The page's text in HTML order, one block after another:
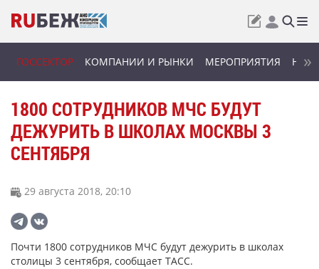
ГОССЕКТОР КОМПАНИИ И РЫНКИ МЕРОПРИЯТИЯ
1800 СОТРУДНИКОВ МЧС БУДУТ
ДЕЖУРИТЬ В ШКОЛАХ МОСКВЫ 3
СЕНТЯБРЯ
29 августа 2018, 20:10
Почти 1800 сотрудников МЧС будут дежурить в школах
столицы 3 сентября, сообщает ТАСС.